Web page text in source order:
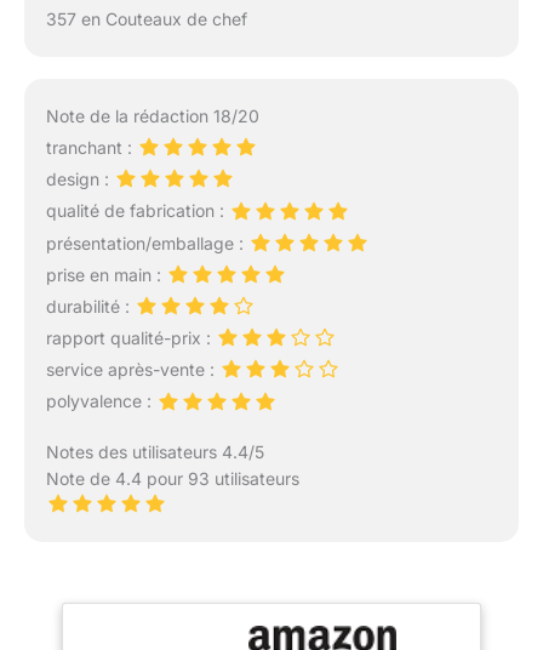
357 en Couteaux de chef
Note de la rédaction 18/20
tranchant :
design :
qualité de fabrication :
présentation/emballage :
prise en main :
durabilité :
rapport qualité-prix :
service après-vente :
polyvalence :
Notes des utilisateurs 4.4/5
Note de 4.4 pour 93 utilisateurs